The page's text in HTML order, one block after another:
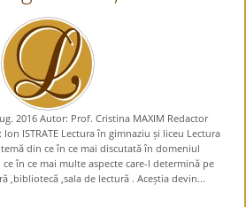
2016 Autor: Prof. Cristina MAXIM Redactor
ISTRATE Lectura în gimnaziu și liceu Lectura
din ce în ce mai discutată în domeniul
în ce mai multe aspecte care-l determină pe
,bibliotecă ,sala de lectură . Aceștia devin...